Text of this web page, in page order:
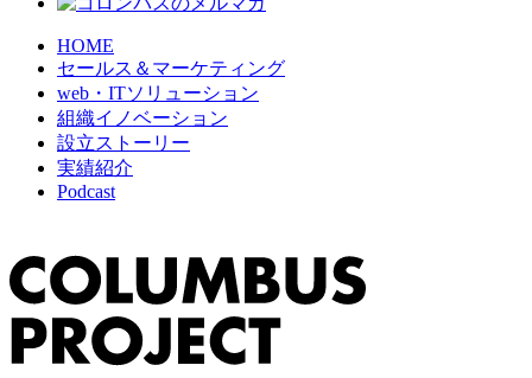
HOME
セールス＆マーケティング
web・ITソリューション
組織イノベーション
設立ストーリー
実績紹介
Podcast